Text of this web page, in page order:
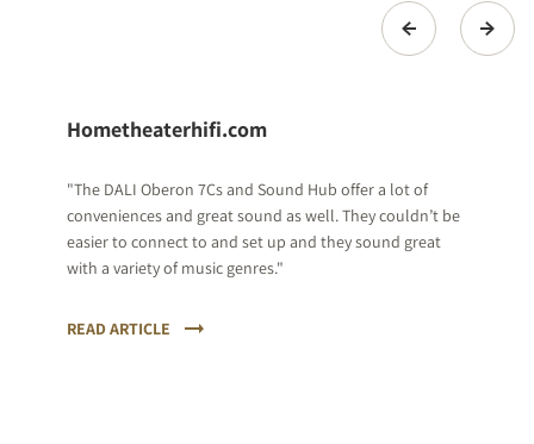
Hometheaterhifi.com
"The DALI Oberon 7Cs and Sound Hub offer a lot of
conveniences and great sound as well. They couldn’t be
easier to connect to and set up and they sound great
with a variety of music genres."
READ ARTICLE